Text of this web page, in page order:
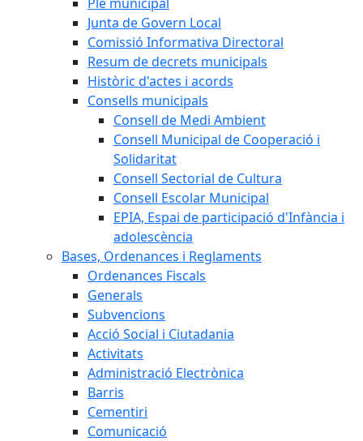
Junta de Govern Local
Comissió Informativa Directoral
Resum de decrets municipals
Històric d'actes i acords
Consells municipals
Consell de Medi Ambient
Consell Municipal de Cooperació i
Solidaritat
Consell Sectorial de Cultura
Consell Escolar Municipal
EPIA, Espai de participació d'Infància i
adolescència
Bases, Ordenances i Reglaments
Ordenances Fiscals
Generals
Subvencions
Acció Social i Ciutadania
Activitats
Administració Electrònica
Barris
Cementiri
Comunicació